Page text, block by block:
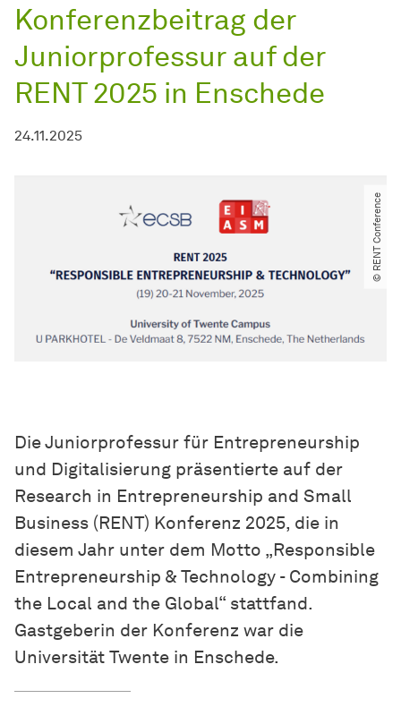
Konferenzbeitrag der
Juniorprofessur auf der
RENT 2025 in Enschede
24.11.2025
© RENT Conference
Die Juniorprofessur für Entrepreneurship
und Digitalisierung präsentierte auf der
Research in Entrepreneurship and Small
Business (RENT) Konferenz 2025, die in
diesem Jahr unter dem Motto „Responsible
Entrepreneurship & Technology - Combining
the Local and the Global“ stattfand.
Gastgeberin der Konferenz war die
Universität Twente in Enschede.